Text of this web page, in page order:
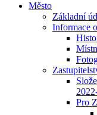
Město
Základní
Informace
Pro